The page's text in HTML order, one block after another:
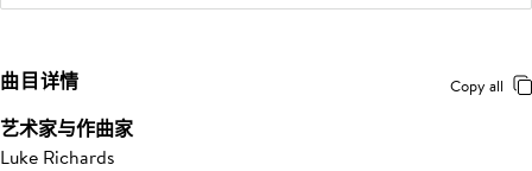
曲目详情 Copy all
艺术家与作曲家
Luke Richards